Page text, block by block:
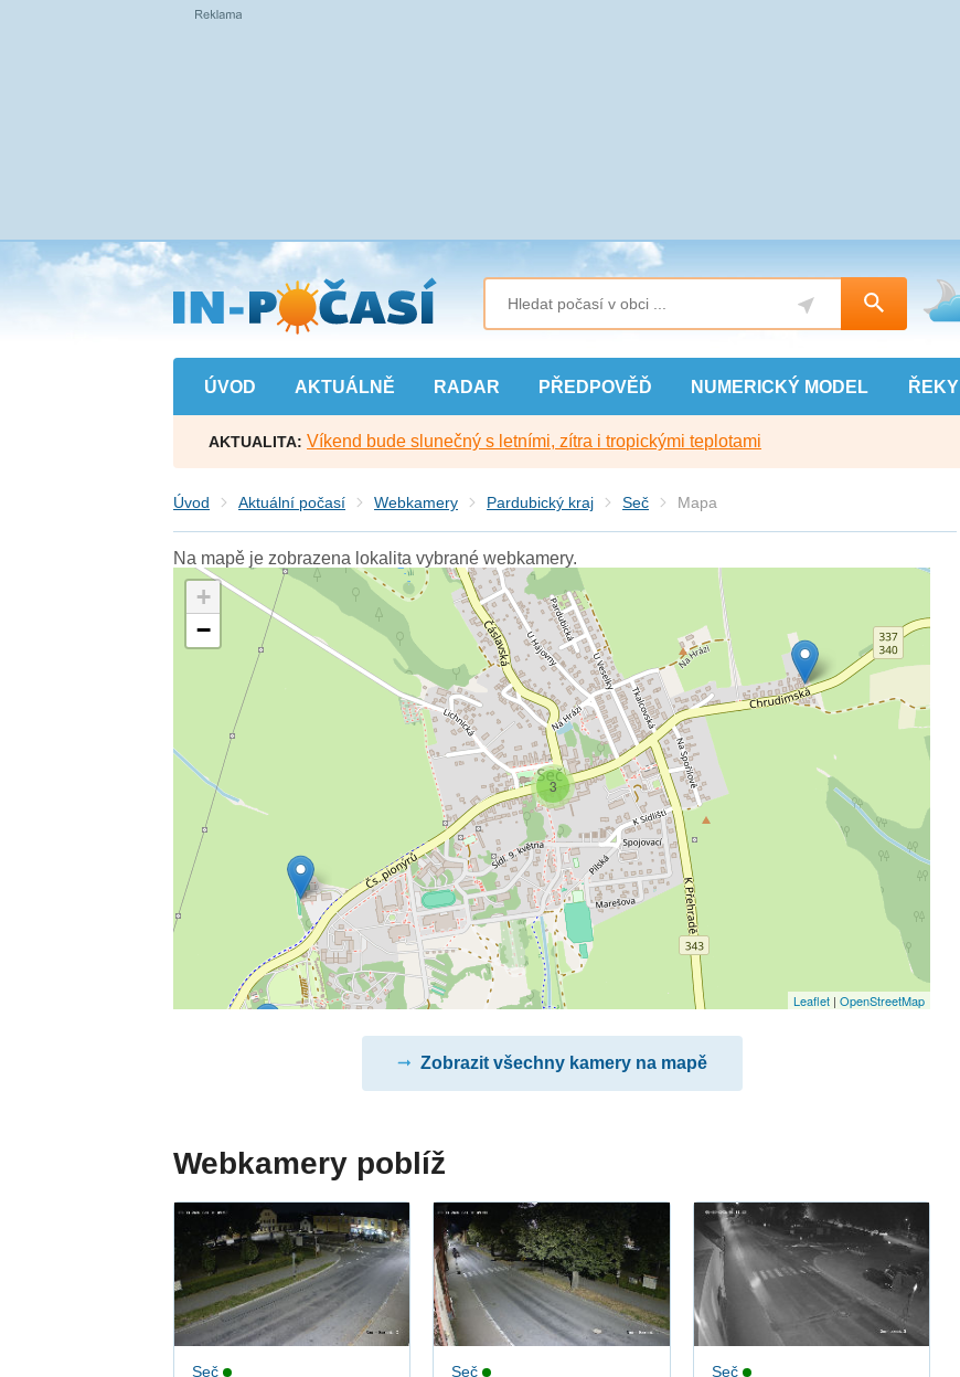
Přejít
na
hlavní
obsah
ÚVOD AKTUÁLNĚ RADAR PŘEDPOVĚĎ NUMERICKÝ MODEL ŘEKY
AKTUALITA: Víkend bude slunečný s letními, zítra i tropickými teplotami
Úvod Aktuální počasí Webkamery Pardubický kraj Seč Mapa
Na mapě je zobrazena lokalita vybrané webkamery.
3
+
−
Leaflet| OpenStreetMap
Zobrazit všechny kamery na mapě
Webkamery poblíž
Seč
Seč
Seč